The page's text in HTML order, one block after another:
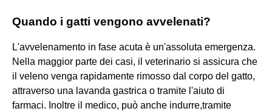
Quando i gatti vengono avvelenati?
L'avvelenamento in fase acuta è un'assoluta emergenza.
Nella maggior parte dei casi, il veterinario si assicura che
il veleno venga rapidamente rimosso dal corpo del gatto,
attraverso una lavanda gastrica o tramite l'aiuto di
farmaci. Inoltre il medico, può anche indurre,tramite